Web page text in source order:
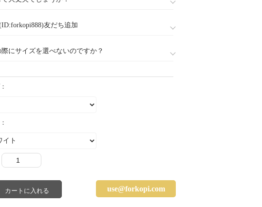
友だち追加
にサイズを選べないのですか？
use@forkopi.com